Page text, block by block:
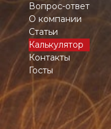
Вопрос-ответ
О компании
Статьи
Калькулятор
Контакты
Госты